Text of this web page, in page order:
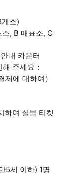
소)
, B 매표소, C
내 카운터
주세요：
제에 대하여）
하여 실물 티켓
5세 이하) 1명